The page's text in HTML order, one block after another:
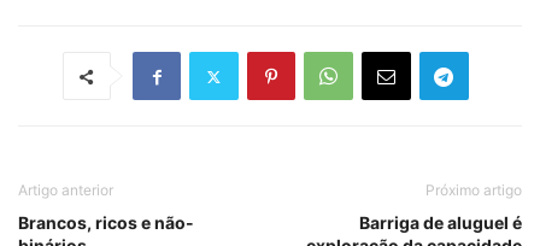
Artigo anterior
Brancos, ricos e não-
Próximo artigo
Barriga de aluguel é